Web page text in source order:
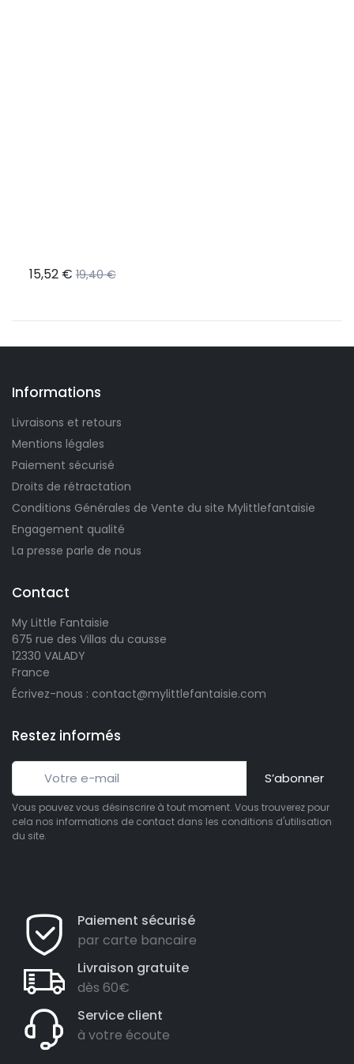
avis)
15,52 € 19,40 €
Informations
Livraisons et retours
Mentions légales
Paiement sécurisé
Droits de rétractation
Conditions Générales de Vente du site Mylittlefantaisie
Engagement qualité
La presse parle de nous
Contact
My Little Fantaisie
675 rue des Villas du causse
12330 VALADY
France
Écrivez-nous : contact@mylittlefantaisie.com
Restez informés
S’abonner
Vous pouvez vous désinscrire à tout moment. Vous trouverez pour
cela nos informations de contact dans les conditions d'utilisation
du site.
Paiement sécurisé
par carte bancaire
Livraison gratuite
dès 60€
Service client
à votre écoute